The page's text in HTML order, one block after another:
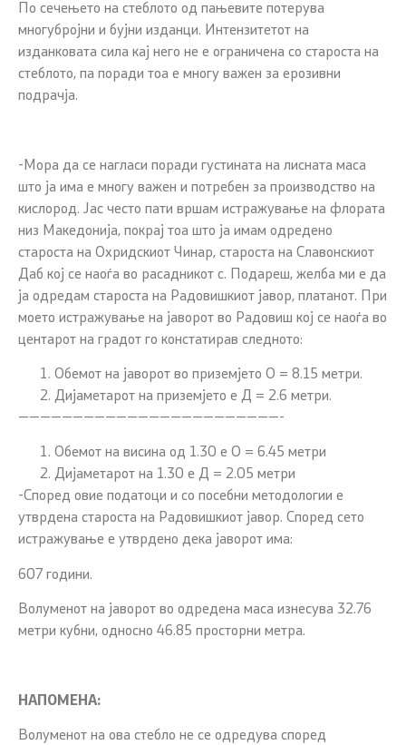
По сечењето на стеблото од пањевите потерува
многубројни и бујни изданци. Интензитетот на
изданковата сила кај него не е ограничена со староста на
стеблото, па поради тоа е многу важен за ерозивни
подрачја.
-Мора да се нагласи поради густината на лисната маса
што ја има е многу важен и потребен за производство на
кислород. Јас често пати вршам истражување на флората
низ Македонија, покрај тоа што ја имам одредено
староста на Охридскиот Чинар, староста на Славонскиот
Даб кој се наоѓа во расадникот с. Подареш, желба ми е да
ја одредам староста на Радовишкиот јавор, платанот. При
моето истражување на јаворот во Радовиш кој се наоѓа во
центарот на градот го констатирав следното:
Обемот на јаворот во приземјето О = 8.15 метри.
Дијаметарот на приземјето е Д = 2.6 метри.
————————————————————————-
Обемот на висина од 1.30 е О = 6.45 метри
Дијаметарот на 1.30 е Д = 2.05 метри
-Според овие податоци и со посебни методологии е
утврдена староста на Радовишкиот јавор. Според сето
истражување е утврдено дека јаворот има:
607 години.
Волуменот на јаворот во одредена маса изнесува 32.76
метри кубни, односно 46.85 просторни метра.
НАПОМЕНА:
Волуменот на ова стебло не се одредува според